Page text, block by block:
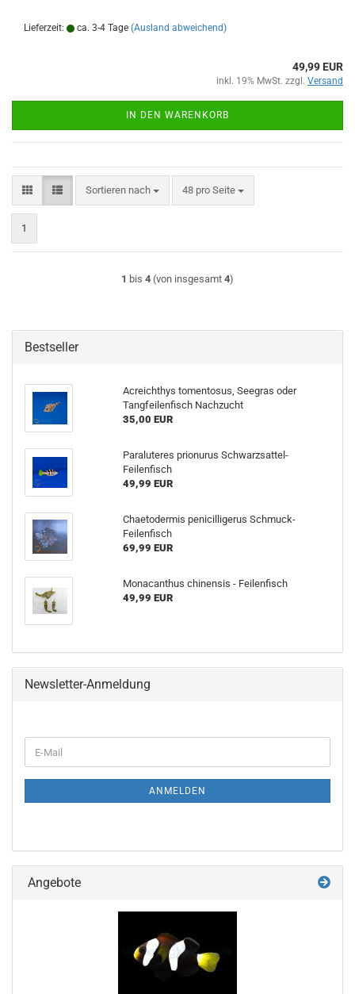
Lieferzeit: ca. 3-4 Tage (Ausland abweichend)
49,99 EUR
inkl. 19% MwSt. zzgl. Versand
IN DEN WARENKORB
Sortieren nach
Sortieren nach 48 pro Seite
pro Seite
1
1 bis 4 (von insgesamt 4)
Bestseller
Acreichthys tomentosus, Seegras oder
Tangfeilenfisch Nachzucht
35,00 EUR
Paraluteres prionurus Schwarzsattel-
Feilenfisch
49,99 EUR
Chaetodermis penicilligerus Schmuck-
Feilenfisch
69,99 EUR
Monacanthus chinensis - Feilenfisch
49,99 EUR
Newsletter-Anmeldung
ZUR
E-
Mail
ANMELDEN
Angebote